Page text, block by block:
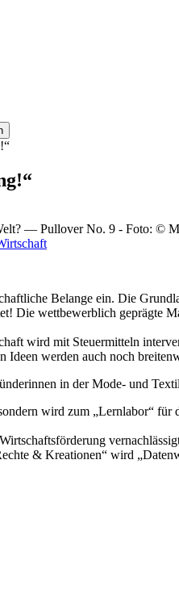
— Pullover No. 9 - Foto: ©
Belange ein. Die
wettbewerblich geprägte
wird mit Steuermitteln
Ideen werden auch noch
in der Mode- und
wird zum „Lernlabor“
& Kreationen“ wird